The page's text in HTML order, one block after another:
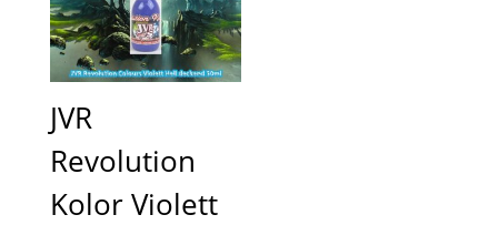
JVR
Revolution
Kolor Violett